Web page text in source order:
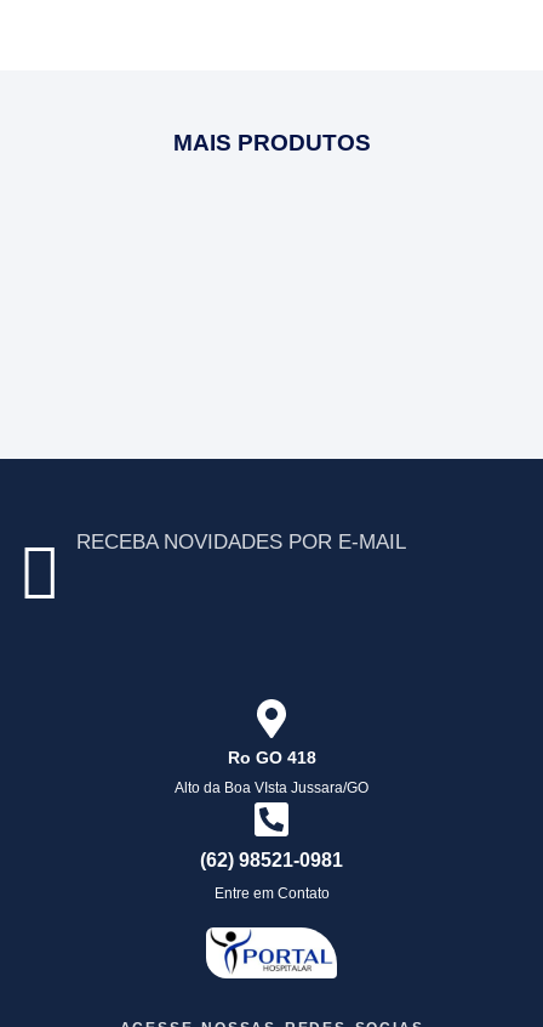
MAIS PRODUTOS
RECEBA NOVIDADES POR E-MAIL
Ro GO 418
Alto da Boa VIsta Jussara/GO
(62) 98521-0981
Entre em Contato